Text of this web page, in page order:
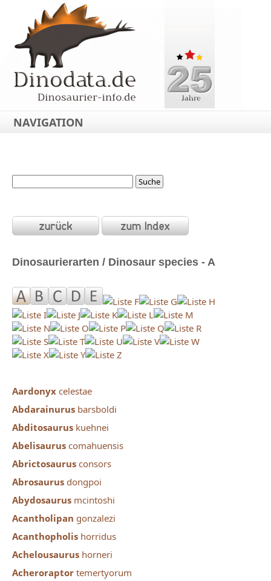
NAVIGATION
Dinosaurierarten / Dinosaur species - A
Aardonyx celestae
Abdarainurus barsboldi
Abditosaurus kuehnei
Abelisaurus comahuensis
Abrictosaurus consors
Abrosaurus dongpoi
Abydosaurus mcintoshi
Acantholipan gonzalezi
Acanthopholis horridus
Achelousaurus horneri
Acheroraptor temertyorum